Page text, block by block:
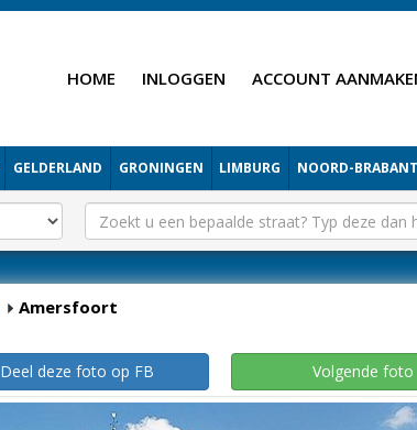
HOME INLOGGEN ACCOUNT
GELDERLAND GRONINGEN LIMBURG NOORD-BRABANT
Amersfoort
Deel deze foto op FB Volgende foto